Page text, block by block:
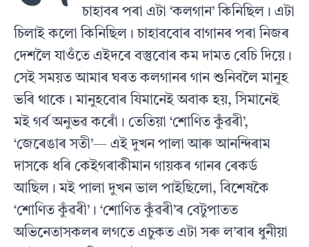
চাহাবৰ পৰা এটা ‘কলগান’ কিনিছিল। এটা
চিলাই কলো কিনিছিল। চাহাববোৰ বাগানৰ পৰা নিজৰ
দেশলৈ যাওঁতে এইদৰে বস্তুবোৰ কম দামত বেচি দিয়ে।
সেই সময়ত আমাৰ ঘৰত কলগানৰ গান শুনিবলৈ মানুহ
ভৰি থাকে। মানুহবোৰ যিমানেই অবাক হয়, সিমানেই
মই গৰ্ব অনুভৱ কৰোঁ। তেতিয়া ‘শোণিত কুঁৱৰী’,
‘জেৰেঙাৰ সতী’— এই দুখন পালা আৰু আনন্দিৰাম
দাসকে ধৰি কেইগৰাকীমান গায়কৰ গানৰ ৰেকৰ্ড
আছিল। মই পালা দুখন ভাল পাইছিলো, বিশেষকৈ
‘শোণিত কুঁৱৰী’। ‘শোণিত কুঁৱৰী’ৰ বেটুপাতত
অভিনেতাসকলৰ লগতে এচুকত এটা সৰু ল’ৰাৰ ধুনীয়া